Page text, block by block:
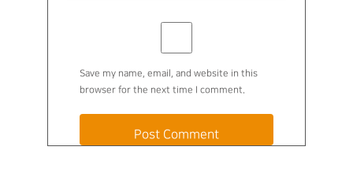
Save my name, email, and website in this
browser for the next time I comment.